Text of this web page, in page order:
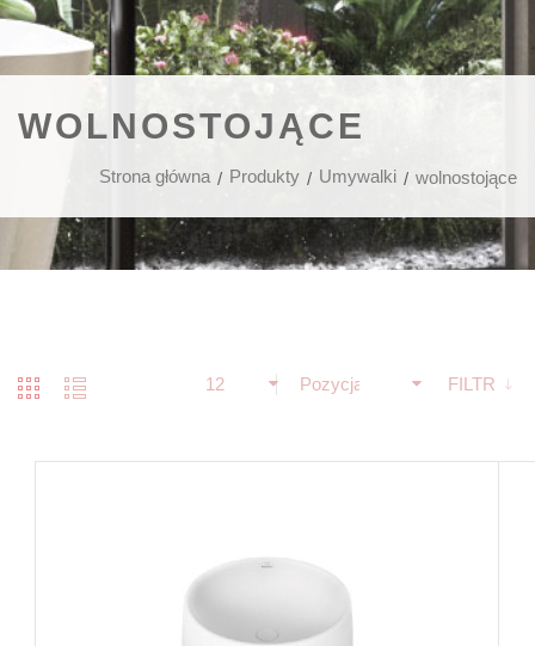
WOLNOSTOJĄCE
Strona główna Produkty Umywalki wolnostojące
Pozycja FILTR
12